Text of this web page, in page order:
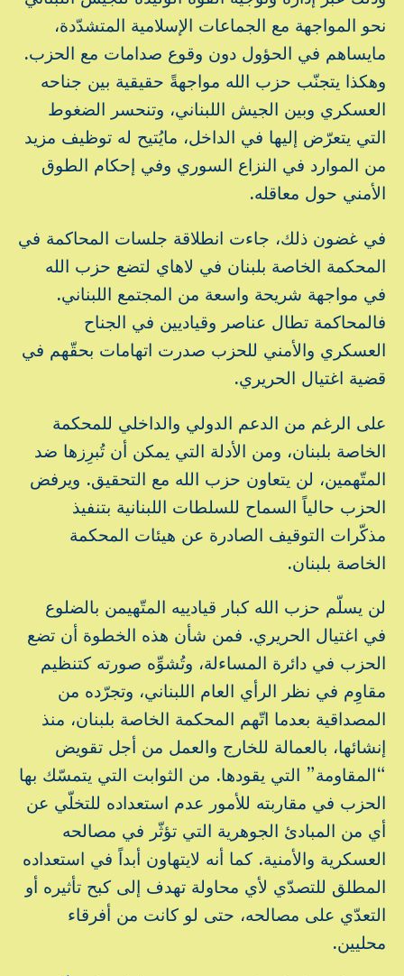
نحو المواجهة مع الجماعات الإسلامية المتشدّدة،
مايساهم في الحؤول دون وقوع صدامات مع الحزب.
وهكذا يتجنّب حزب الله مواجهةً حقيقية بين جناحه
العسكري وبين الجيش اللبناني، وتنحسر الضغوط
التي يتعرّض إليها في الداخل، مايُتيح له توظيف مزيد
من الموارد في النزاع السوري وفي إحكام الطوق
الأمني حول معاقله.
في غضون ذلك، جاءت انطلاقة جلسات المحاكمة في
المحكمة الخاصة بلبنان في لاهاي لتضع حزب الله
في مواجهة شريحة واسعة من المجتمع اللبناني.
فالمحاكمة تطال عناصر وقياديين في الجناح
العسكري والأمني للحزب صدرت اتهامات بحقّهم في
قضية اغتيال الحريري.
على الرغم من الدعم الدولي والداخلي للمحكمة
الخاصة بلبنان، ومن الأدلة التي يمكن أن تُبرِزها ضد
المتّهمين، لن يتعاون حزب الله مع التحقيق. ويرفض
الحزب حالياً السماح للسلطات اللبنانية بتنفيذ
مذكّرات التوقيف الصادرة عن هيئات المحكمة
الخاصة بلبنان.
لن يسلّم حزب الله كبار قيادييه المتّهيمن بالضلوع
في اغتيال الحريري. فمن شأن هذه الخطوة أن تضع
الحزب في دائرة المساءلة، وتُشوِّه صورته كتنظيم
مقاوِم في نظر الرأي العام اللبناني، وتجرّده من
المصداقية بعدما اتّهم المحكمة الخاصة بلبنان، منذ
إنشائها، بالعمالة للخارج والعمل من أجل تقويض
“المقاومة” التي يقودها. من الثوابت التي يتمسّك بها
الحزب في مقاربته للأمور عدم استعداده للتخلّي عن
أي من المبادئ الجوهرية التي تؤثّر في مصالحه
العسكرية والأمنية. كما أنه لايتهاون أبداً في استعداده
المطلق للتصدّي لأي محاولة تهدف إلى كبح تأثيره أو
التعدّي على مصالحه، حتى لو كانت من أفرقاء
محليين.